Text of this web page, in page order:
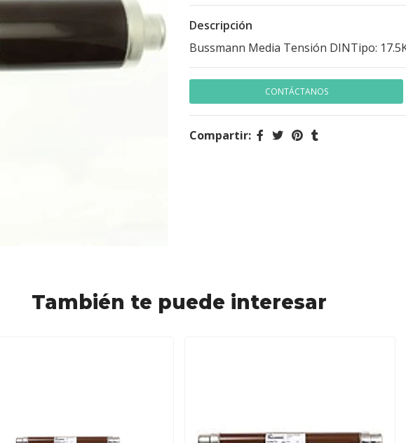
Descripción
Bussmann Media Tensión DINTipo:
CONTÁCTANOS
Compartir:
También te puede interesar